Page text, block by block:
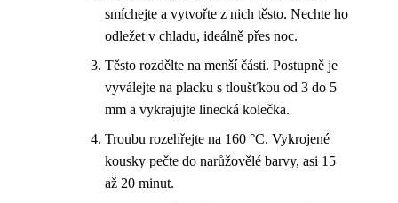
smíchejte a vytvořte z nich těsto. Nechte ho
odležet v chladu, ideálně přes noc.
Těsto rozdělte na menší části. Postupně je
vyválejte na placku s tloušťkou od 3 do 5
mm a vykrajujte linecká kolečka.
Troubu rozehřejte na 160 °C. Vykrojené
kousky pečte do narůžovělé barvy, asi 15
až 20 minut.